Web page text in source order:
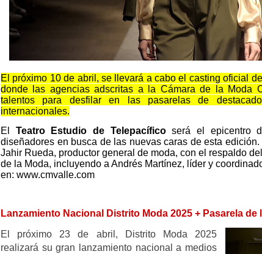
El próximo 10 de abril , se llevará a cabo el casting oficial
donde las agencias adscritas a la Cámara de la Moda
talentos para desfilar en las pasarelas de
internacionales.
El
Teatro Estudio de Telepacíficoserá el epicentro
diseñadores en busca de las nuevas caras de esta
Jahir Rueda, productor general de moda, con el respaldo
de la Moda, incluyendo a Andrés Martínez, líder y
en: www.cmvalle.com
Lanzamiento Nacional Distrito Moda 2025 + Pasarela de
El próximo 23 de abril , Distrito Moda 2025
realizará sugran lanzamiento nacional a medios